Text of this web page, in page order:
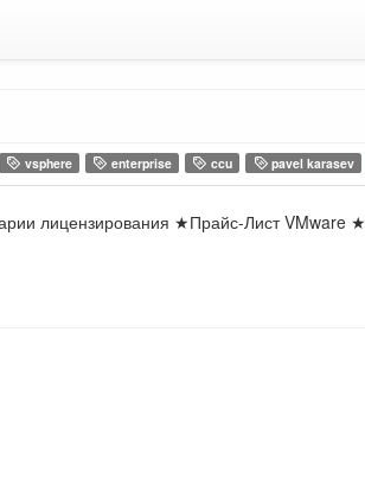
vsphere enterprise ccu pavel karasev
лицензирования ★Прайс-Лист VMware ★